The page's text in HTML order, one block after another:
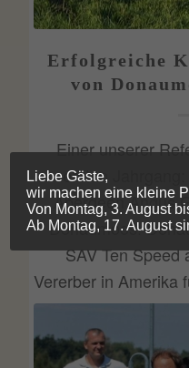
Erfolgreiche
von
Einer unserer
ersten Jahrgang:
Aberdeen Angus
Donaumoos!
SAV Ten Speed
Vererber in
Liebe Gäste,
wir machen eine kleine
Von Montag, 3. August
Ab Montag, 17. August